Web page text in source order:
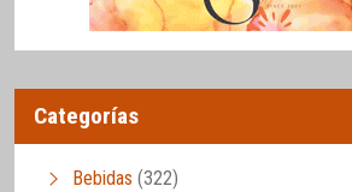
Categorías
Bebidas (322)